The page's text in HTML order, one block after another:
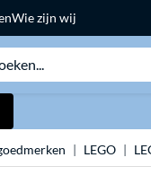
Wie zijn wij
LEGO